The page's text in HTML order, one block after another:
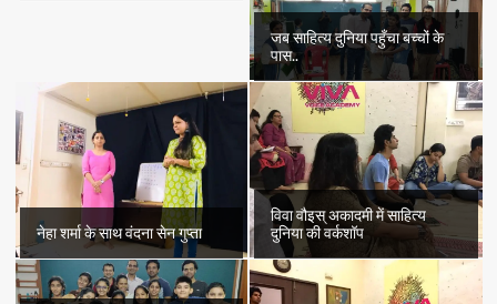
जब साहित्य दुनिया पहुँचा बच्चों के
पास..
नेहा शर्मा के साथ वंदना सेन गुप्ता
विवा वौइस् अकादमी में साहित्य
दुनिया की वर्कशॉप